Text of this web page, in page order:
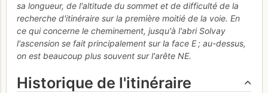
sa longueur, de l'altitude du sommet et de difficulté de la
recherche d'itinéraire sur la première moitié de la voie. En
ce qui concerne le cheminement, jusqu'à l'abri Solvay
l'ascension se fait principalement sur la face E ; au-dessus,
on est beaucoup plus souvent sur l'arête NE.
Historique de l'itinéraire